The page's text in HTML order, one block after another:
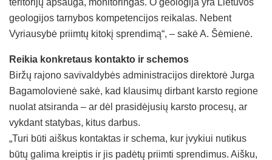
geologijos tarnybos kompetencijos reikalas. Nebent
Vyriausybė priimtų kitokį sprendimą“, – sakė A. Šėmienė.
Reikia konkretaus kontakto ir schemos
Biržų rajono savivaldybės administracijos direktorė Jurga
Bagamolovienė sakė, kad klausimų dirbant karsto regione
nuolat atsiranda – ar dėl prasidėjusių karsto procesų, ar
vykdant statybas, kitus darbus.
„Turi būti aiškus kontaktas ir schema, kur įvykiui nutikus
būtų galima kreiptis ir jis padėtų priimti sprendimus. Aišku,